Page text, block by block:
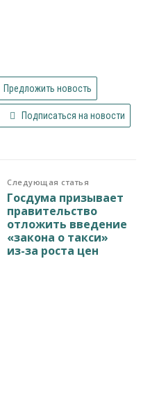
Предложить новость
Подписаться на новости
Следующая статья
Госдума призывает
правительство
отложить введение
«закона о такси»
из-за роста цен